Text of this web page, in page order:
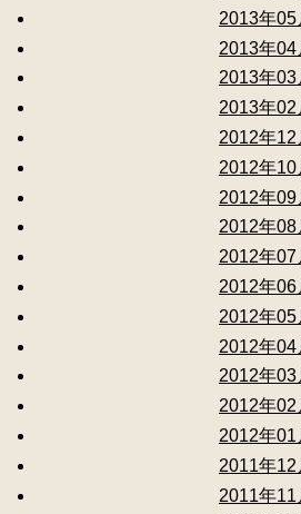
2013年05
2013年04
2013年03
2013年02
2012年12
2012年10
2012年09
2012年08
2012年07
2012年06
2012年05
2012年04
2012年03
2012年02
2012年01
2011年12
2011年11